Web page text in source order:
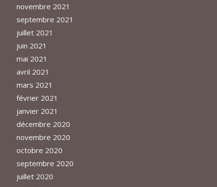
novembre 2021
septembre 2021
juillet 2021
juin 2021
mai 2021
avril 2021
mars 2021
février 2021
janvier 2021
décembre 2020
novembre 2020
octobre 2020
septembre 2020
juillet 2020